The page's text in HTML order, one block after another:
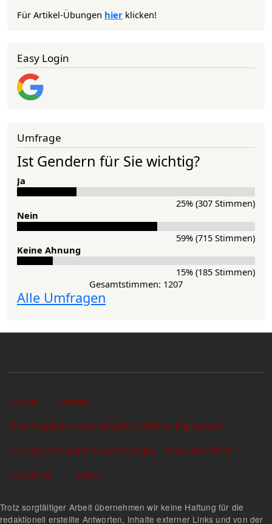
Für Artikel-Übungen hier klicken!
Easy Login
Umfrage
Ist Gendern für Sie wichtig?
Ja
25% (307 Stimmen)
Nein
59% (715 Stimmen)
Keine Ahnung
15% (185 Stimmen)
Gesamtstimmen: 1207
Alle Umfragen
Sekundärlinks
Home
Kontakt
Alle Angaben ohne Gewähr! | AGB & Impressum
Einbürgerungstest Fragenkatalog - Download PDF
Facebook
Twitter
Trotz sorgfältiger Arbeit übernehmen wir keine Haftung für die
redaktionell erstellte Antworten, Inhalte externer Links und von der